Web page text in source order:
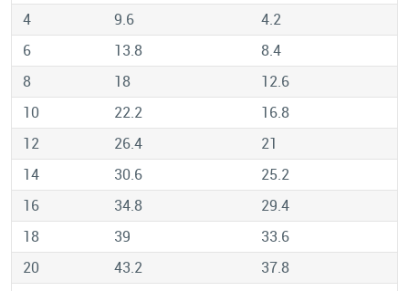
4
9.6
4.2
6
13.8
8.4
8
18
12.6
10
22.2
16.8
12
26.4
21
14
30.6
25.2
16
34.8
29.4
18
39
33.6
20
43.2
37.8